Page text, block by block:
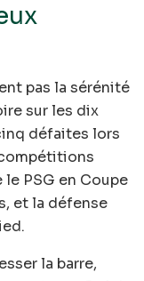
pas la sérénité
sur les dix
défaites lors
PSG en Coupe
et la défense
la barre,